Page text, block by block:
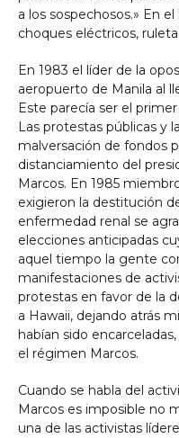
a los sospechosos.» En
choques eléctricos,
En 1983 el líder de la
aeropuerto de Manila al
Este parecía ser el
Las protestas públicas y
malversación de fondos
distanciamiento del
Marcos. En 1985
exigieron la destitución
enfermedad renal se
elecciones anticipadas
aquel tiempo la gente
manifestaciones de
protestas en favor de la
a Hawaii, dejando atrás
habían sido
el régimen Marcos.
Cuando se habla del
Marcos es imposible no
una de las activistas